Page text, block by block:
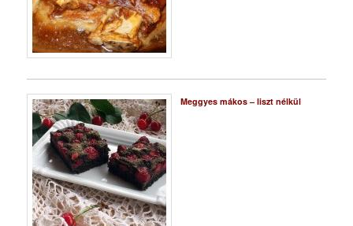
Meggyes mákos – liszt nélkül